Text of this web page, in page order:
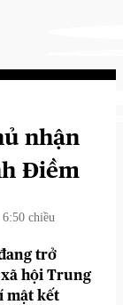
nhận
Điềm
chiều
trở
hội Trung
mật kết